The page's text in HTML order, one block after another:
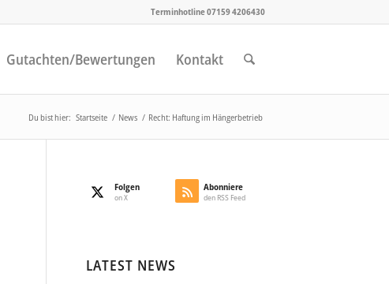
Terminhotline 07159 4206430
Gutachten/Bewertungen Kontakt
Du bist hier: Startseite / News / Recht: Haftung im Hängerbetrieb
Folgen
on X
Abonniere
den RSS Feed
LATEST NEWS